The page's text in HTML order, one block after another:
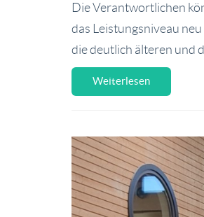
Die Verantwortlichen
das Leistungsniveau
die deutlich älteren und
Weiterlesen